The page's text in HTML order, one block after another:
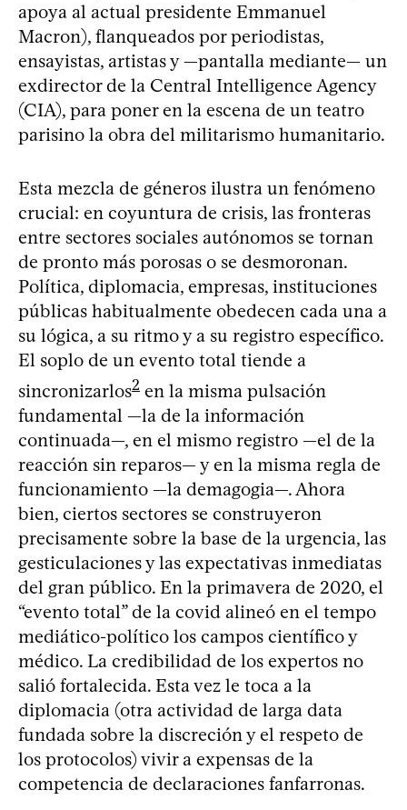
apoya al actual presidente Emmanuel
Macron), flanqueados por periodistas,
ensayistas, artistas y —pantalla mediante— un
exdirector de la Central Intelligence Agency
(CIA), para poner en la escena de un teatro
parisino la obra del militarismo humanitario.
Esta mezcla de géneros ilustra un fenómeno
crucial: en coyuntura de crisis, las fronteras
entre sectores sociales autónomos se tornan
de pronto más porosas o se desmoronan.
Política, diplomacia, empresas, instituciones
públicas habitualmente obedecen cada una a
su lógica, a su ritmo y a su registro específico.
El soplo de un evento total tiende a
sincronizarlos2 en la misma pulsación
fundamental —la de la información
continuada—, en el mismo registro —el de la
reacción sin reparos— y en la misma regla de
funcionamiento —la demagogia—. Ahora
bien, ciertos sectores se construyeron
precisamente sobre la base de la urgencia, las
gesticulaciones y las expectativas inmediatas
del gran público. En la primavera de 2020, el
“evento total” de la covid alineó en el tempo
mediático-político los campos científico y
médico. La credibilidad de los expertos no
salió fortalecida. Esta vez le toca a la
diplomacia (otra actividad de larga data
fundada sobre la discreción y el respeto de
los protocolos) vivir a expensas de la
competencia de declaraciones fanfarronas.